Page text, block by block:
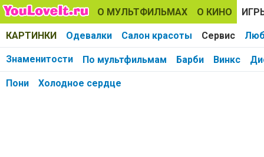
О МУЛЬТФИЛЬМАХ О КИНО
КАРТИНКИ Одевалки Салон красоты Сервис
Знаменитости По мультфильмам Барби Винкс
Пони Холодное сердце